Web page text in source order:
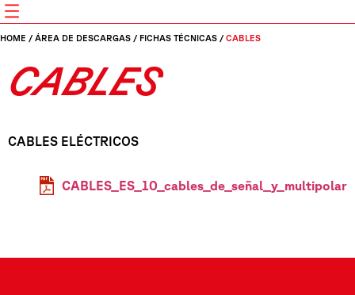
HOME / ÁREA DE DESCARGAS / FICHAS TÉCNICAS / CABLES
CABLES
CABLES ELÉCTRICOS
CABLES_ES_10_cables_de_señal_y_multipolar